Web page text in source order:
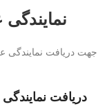
نمایندگی
جهت دریافت نمایندگی
دریافت نمایندگی